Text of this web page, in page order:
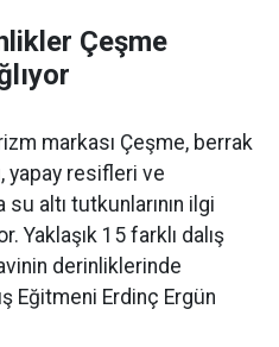
Çeşme
markası Çeşme, berrak
yapay resifleri ve
altı tutkunlarının ilgi
Yaklaşık 15 farklı dalış
derinliklerinde
Eğitmeni Erdinç Ergün